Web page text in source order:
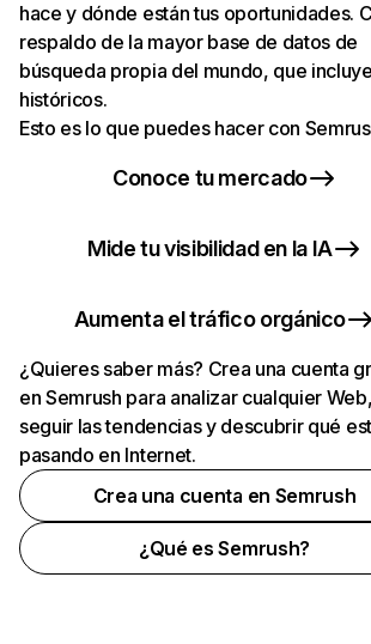
hace y dónde están tus oportunidades.
respaldo de la mayor base de datos de
búsqueda propia del mundo, que
históricos.
Esto es lo que puedes hacer con
Conoce tu mercado
Mide tu visibilidad en la IA
Aumenta el tráfico orgánico
¿Quieres saber más? Crea una cuenta
en Semrush para analizar cualquier
seguir las tendencias y descubrir qué
pasando en Internet.
Crea una cuenta en Semrush
¿Qué es Semrush?